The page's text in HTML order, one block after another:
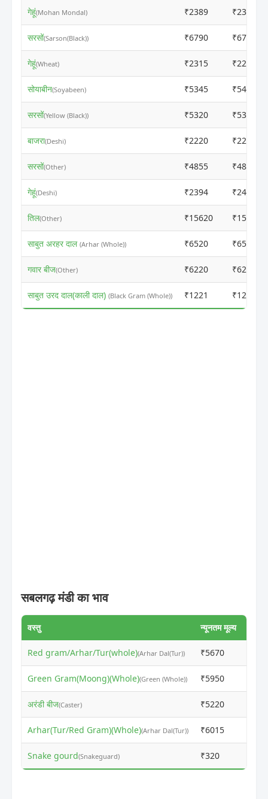
गेहूं(Mohan Mondal) ₹2389 ₹2369
सरसों(Sarson(Black)) ₹6790 ₹6770
गेहूं(Wheat) ₹2315 ₹2295
सोयाबीन(Soyabeen) ₹5345 ₹5480
सरसों(Yellow (Black)) ₹5320 ₹5300
बाजरा(Deshi) ₹2220 ₹2213
सरसों(Other) ₹4855 ₹4835
गेहूं(Deshi) ₹2394 ₹2403
तिल(Other) ₹15620 ₹15600
साबुत अरहर दाल (Arhar (Whole)) ₹6520 ₹6500
गवार बीज(Other) ₹6220 ₹6200
साबुत उरद दाल(काली दाल) (Black Gram (Whole)) ₹1221 ₹1201
सबलगढ़ मंडी का भाव
वस्तु न्यूनतम मूल्य
Red gram/Arhar/Tur(whole)(Arhar Dal(Tur)) ₹5670
Green Gram(Moong)(Whole)(Green (Whole)) ₹5950
अरंडी बीज(Caster) ₹5220
Arhar(Tur/Red Gram)(Whole)(Arhar Dal(Tur)) ₹6015
Snake gourd(Snakeguard) ₹320